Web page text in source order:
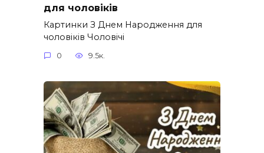
для чоловіків​
Картинки З Днем Народження для
чоловіків​ Чоловічі
0 9.5к.